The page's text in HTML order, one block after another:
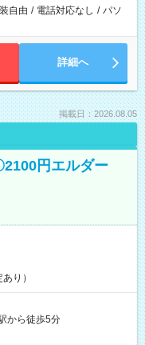
自由 / 電話対応なし / パソ
詳細へ
掲載日：2026.08.05
2100円エルダー
り）
から徒歩5分